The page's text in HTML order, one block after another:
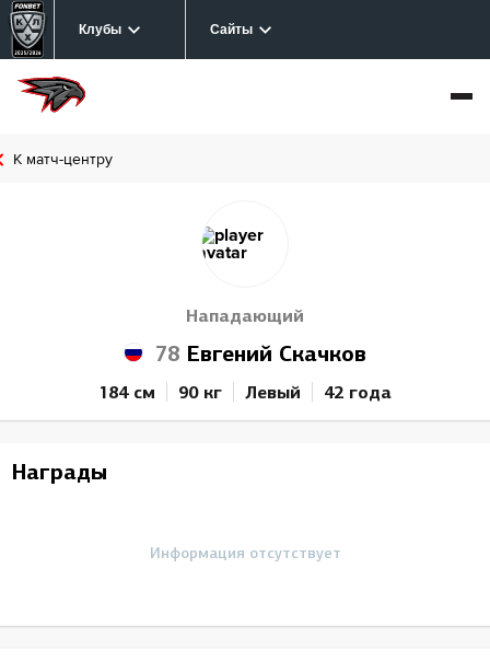
Клубы Сайты
К матч-центру
Нападающий
78 Евгений Скачков
184 см 90 кг Левый 42 года
Награды
Информация отсутствует